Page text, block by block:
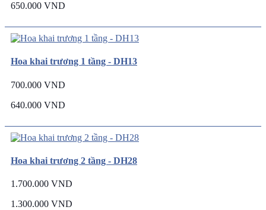
650.000 VND
Hoa khai trương 1 tầng - DH13
700.000 VND
640.000 VND
Hoa khai trương 2 tầng - DH28
1.700.000 VND
1.300.000 VND